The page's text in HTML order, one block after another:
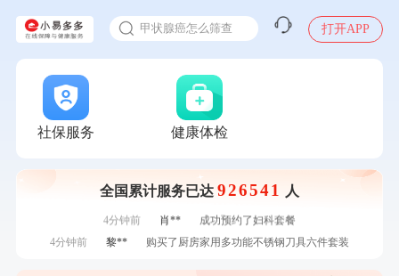
甲状腺癌怎么筛查
打开APP
社保服务 健康体检
全国累计服务已达 926541 人
7分钟前
袁**
购买了美的体重秤 MO-CW5 白色
刚刚
陆**
购买了固本堂阿胶糕传统口味400g
刚刚
陆**
购买了固本堂阿胶糕传统口味400g
成功预约了关怀老人B套餐
成功预约了关怀老人B套餐
1分钟前
成功预约了标准套餐（男）
2分钟前
刘**
成功预约了入职体检套餐
4分钟前
肖**
成功预约了妇科套餐
4分钟前
黎**
购买了厨房家用多功能不锈钢刀具六件套装